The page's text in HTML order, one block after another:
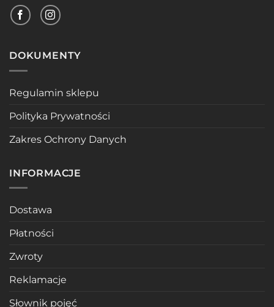
DOKUMENTY
Regulamin sklepu
Polityka Prywatności
Zakres Ochrony Danych
INFORMACJE
Dostawa
Płatności
Zwroty
Reklamacje
Słownik pojęć